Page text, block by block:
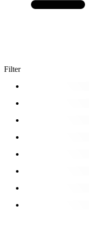
Filter